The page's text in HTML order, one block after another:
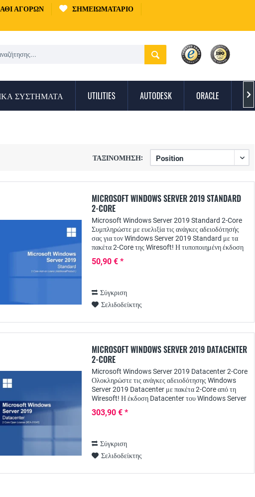
ΑΓΟΡΏΝ
ΣΗΜΕΙΩΜΑΤΆΡΙΟ
ΣΥΣΤΉΜΑΤΑ UTILITIES AUTODESK ORACLE 
ΤΑΞΙΝΌΜΗΣΗ:
MICROSOFT WINDOWS SERVER 2019 STANDARD
2-CORE
Microsoft Windows Server 2019 Standard 2-Core
Συμπληρώστε με ευελιξία τις ανάγκες αδειοδότησής
σας για τον Windows Server 2019 Standard με τα
πακέτα 2-Core της Wiresoft! Η τυποποιημένη έκδοση
50,90 € *
Σύγκριση
Σελιδοδείκτης
MICROSOFT WINDOWS SERVER 2019 DATACENTER
2-CORE
Microsoft Windows Server 2019 Datacenter 2-Core
Ολοκληρώστε τις ανάγκες αδειοδότησης Windows
Server 2019 Datacenter με πακέτα 2-Core από τη
Wiresoft! Η έκδοση Datacenter του Windows Server
303,90 € *
Σύγκριση
Σελιδοδείκτης